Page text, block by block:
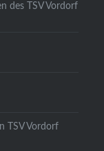
des TSV Vordorf
TSV Vordorf